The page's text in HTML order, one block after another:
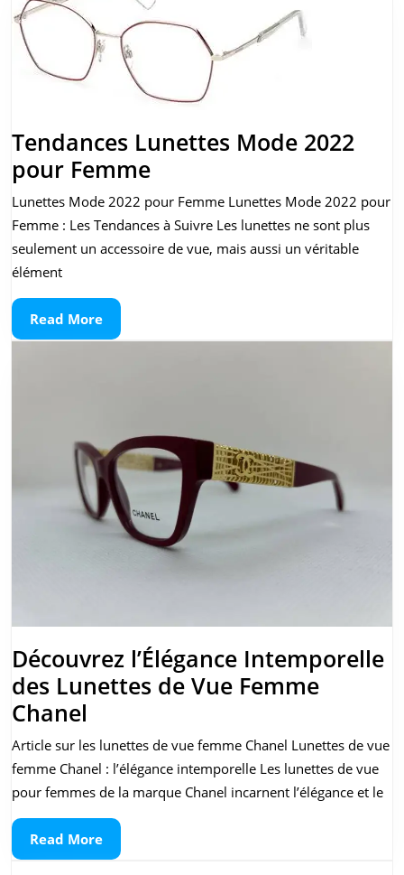
Tendances Lunettes Mode 2022
pour FemmeTendances
Lunettes
Mode
2022
Lunettes Mode 2022 pour Femme Lunettes Mode 2022 pour
Femme : Les Tendances à Suivre Les lunettes ne sont plus
seulement un accessoire de vue, mais aussi un véritable
élément
Read MoreRead
More
Découvrez l’Élégance Intemporelle
des Lunettes de Vue Femme
Chanel
l’Élégance
Intemporelle
des
Lunettes
de
Article sur les lunettes de vue femme Chanel Lunettes de vue
femme Chanel : l’élégance intemporelle Les lunettes de vue
pour femmes de la marque Chanel incarnent l’élégance et le
Read MoreRead
More